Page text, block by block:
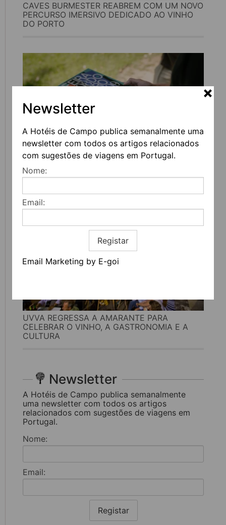
Newsletter
A Hotéis de Campo publica semanalmente uma
newsletter com todos os artigos relacionados
com sugestões de viagens em Portugal.
Nome:
Email:
Registar
Email Marketing by E-goi
CAVES BURMESTER REABREM COM UM NOVO
PERCURSO IMERSIVO DEDICADO AO VINHO
DO PORTO
FEIRA DO LIVRO DO PORTO REGRESSA COM
MAIS DE 200 ATIVIDADES DEDICADAS À
LITERATURA, MÚSICA E PENSAMENTO
UVVA REGRESSA A AMARANTE PARA
CELEBRAR O VINHO, A GASTRONOMIA E A
CULTURA
Newsletter
A Hotéis de Campo publica semanalmente
uma newsletter com todos os artigos
relacionados com sugestões de viagens em
Portugal.
Nome:
Email:
Registar